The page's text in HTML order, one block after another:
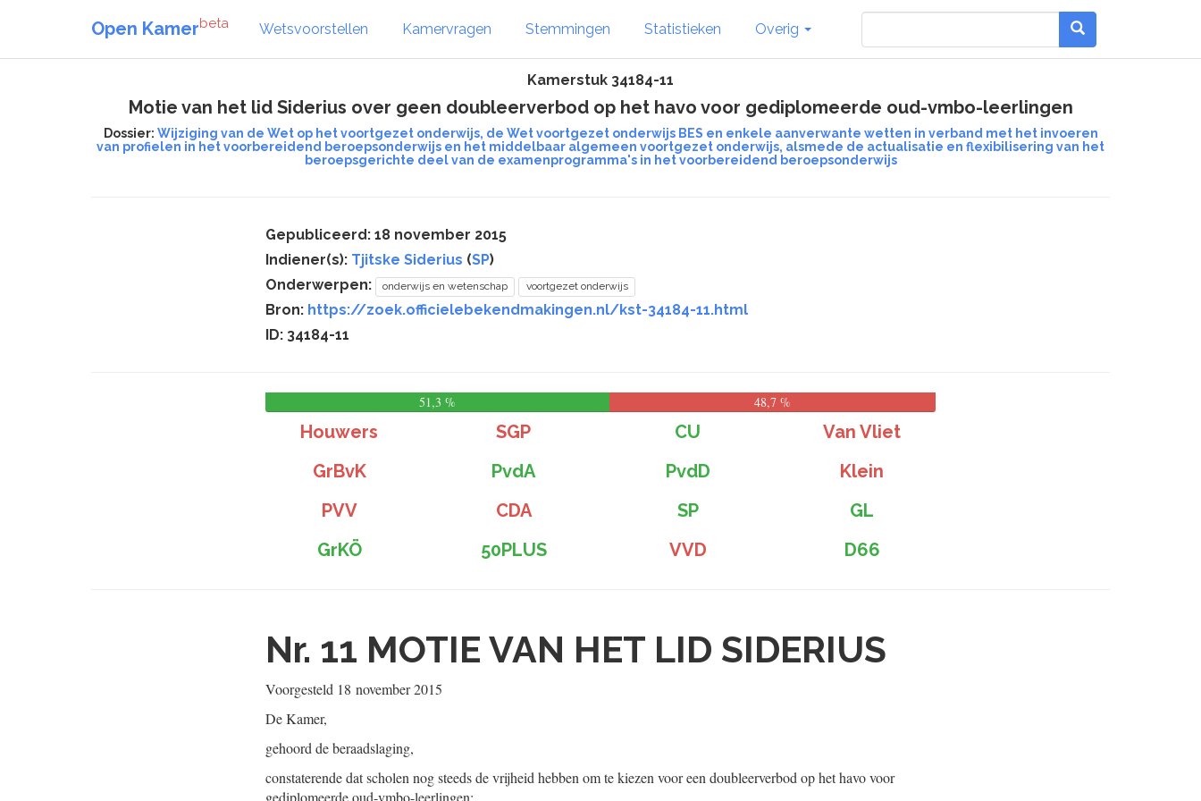
Open Kamerbeta Wetsvoorstellen Kamervragen Stemmingen Statistieken Overig
Kamerstuk 34184-11
Motie van het lid Siderius over geen doubleerverbod op het havo voor gediplomeerde oud-vmbo-leerlingen
Dossier: Wijziging van de Wet op het voortgezet onderwijs, de Wet voortgezet onderwijs BES en enkele aanverwante wetten in verband met het invoeren
van profielen in het voorbereidend beroepsonderwijs en het middelbaar algemeen voortgezet onderwijs, alsmede de actualisatie en flexibilisering van het
beroepsgerichte deel van de examenprogramma's in het voorbereidend beroepsonderwijs
Gepubliceerd: 18 november 2015
Indiener(s): Tjitske Siderius (SP)
Onderwerpen:
onderwijs en wetenschap voortgezet onderwijs
Bron: https://zoek.officielebekendmakingen.nl/kst-34184-11.html
ID: 34184-11
51,3 % 48,7 %
Houwers SGP CU
Van Vliet
GrBvK
PvdA PvdD
Klein
PVV
CDA SP
GL
GrKÖ
50PLUS VVD D66
Nr. 11 MOTIE VAN HET LID SIDERIUS
Voorgesteld 18 november 2015
De Kamer,
gehoord de beraadslaging,
constaterende dat scholen nog steeds de vrijheid hebben om te kiezen voor een doubleerverbod op het havo voor
gediplomeerde oud-vmbo-leerlingen;